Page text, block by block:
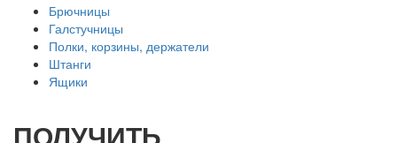
Брючницы
Галстучницы
Полки, корзины, держатели
Штанги
Ящики
ПОЛУЧИТЬ